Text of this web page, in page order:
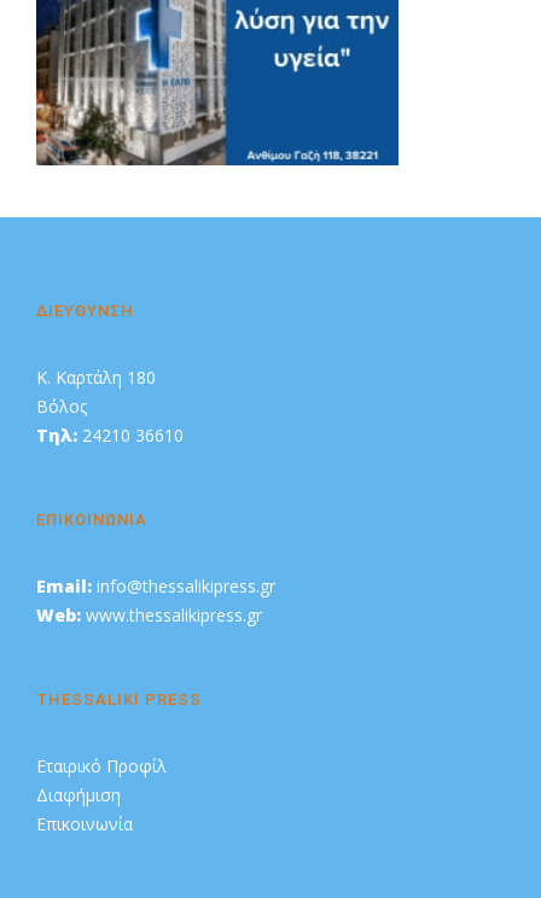
ΔΙΕΥΘΥΝΣΗ
Κ. Καρτάλη 180
Βόλος
Τηλ: 24210 36610
ΕΠΙΚΟΙΝΩΝΙΑ
Email: info@thessalikipress.gr
Web: www.thessalikipress.gr
THESSALIKI PRESS
Εταιρικό Προφίλ
Διαφήμιση
Επικοινωνία